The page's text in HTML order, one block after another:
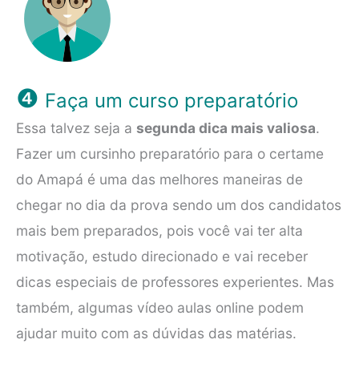
❹ Faça um curso preparatório
Essa talvez seja a segunda dica mais valiosa.
Fazer um cursinho preparatório para o certame
do Amapá é uma das melhores maneiras de
chegar no dia da prova sendo um dos candidatos
mais bem preparados, pois você vai ter alta
motivação, estudo direcionado e vai receber
dicas especiais de professores experientes. Mas
também, algumas vídeo aulas online podem
ajudar muito com as dúvidas das matérias.